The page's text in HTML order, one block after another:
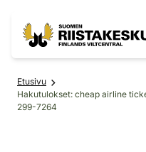
Etusivu
Hakutulokset: cheap airline
299-7264